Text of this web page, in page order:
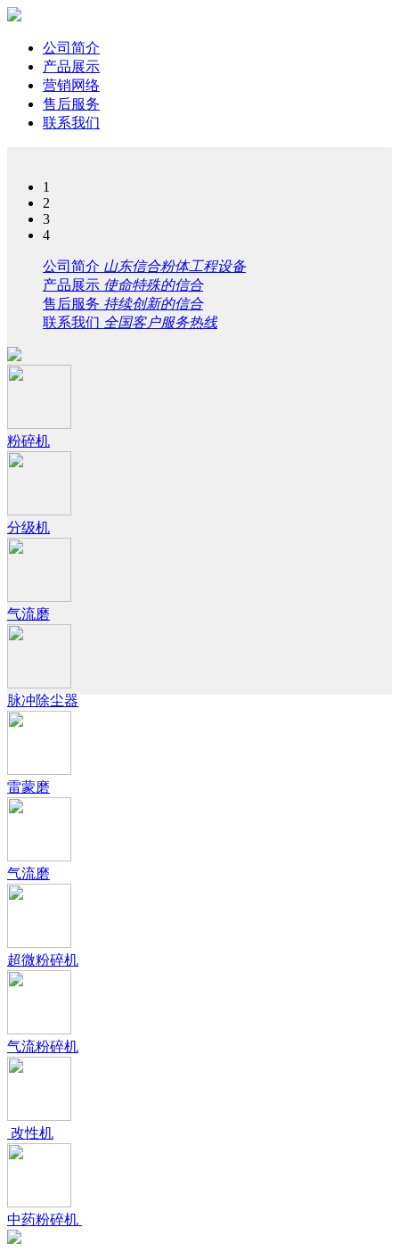
公司简介
产品展示
营销网络
售后服务
联系我们
1
2
3
4
公司简介 山东信合粉体工程设备
产品展示 使命特殊的信合
售后服务 持续创新的信合
联系我们 全国客户服务热线
粉碎机
分级机
气流磨
脉冲除尘器
雷蒙磨
气流磨
超微粉碎机
气流粉碎机
改性机
中药粉碎机